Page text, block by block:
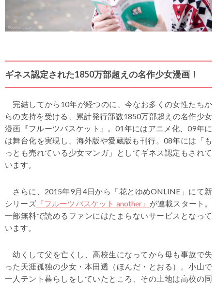
ギネス認定された1850万部超えの名作少女漫画！
完結してから10年が経つのに、今なお多くの女性たちか
らの支持を受ける、累計発行部数1850万部超えの名作少女
漫画『フルーツバスケット』。01年にはアニメ化、09年に
は舞台化を実現し、海外版や愛蔵版も刊行。08年には「も
っとも売れている少女マンガ」としてギネス認定もされて
います。
さらに、2015年9月4日から「花とゆめONLINE」にて新
シリーズ『フルーツバスケット another』 が連載スタート。
一部無料で読めるファンにはたまらないサービスとなって
います。
幼くして父を亡くし、高校生になってから母も事故で失
った天涯孤独の少女・本田透（ほんだ・とおる）。小山で
一人テント暮らしをしていたところ、その土地は高校の同